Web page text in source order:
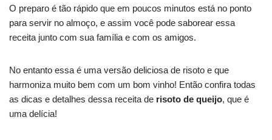
O preparo é tão rápido que em poucos minutos está no ponto
para servir no almoço, e assim você pode saborear essa
receita junto com sua família e com os amigos.
No entanto essa é uma versão deliciosa de risoto e que
harmoniza muito bem com um bom vinho! Então confira todas
as dicas e detalhes dessa receita de risoto de queijo, que é
uma delícia!